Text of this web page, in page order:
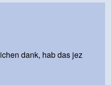
dank, hab das jez